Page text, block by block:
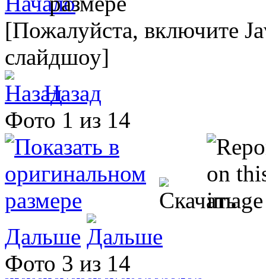
[Пожалуйста, включите
слайдшоу]
Назад
Фото 1 из 14
Дальше
Фото 3 из 14